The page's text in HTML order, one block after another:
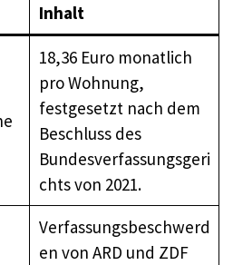
Inhalt
18,36 Euro monatlich
pro Wohnung,
festgesetzt nach dem
Beschluss des
Bundesverfassungsgeri
chts von 2021.
Verfassungsbeschwerd
en von ARD und ZDF